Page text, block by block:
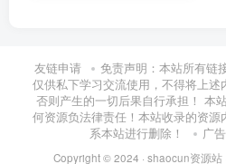
友链申请
免责声明：本站所有链
仅供私下学习交流使用，不得将上述
否则产生的一切后果自行承担！ 本
何资源负法律责任！本站收录的资
系本站进行删除！
广
Copyright © 2024 · shaocun资源站